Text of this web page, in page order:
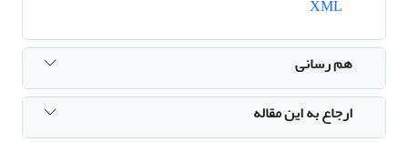
هم رسانی
ارجاع به این مقاله